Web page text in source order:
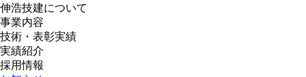
伸浩技建について
事業内容
技術・表彰実績
実績紹介
採用情報